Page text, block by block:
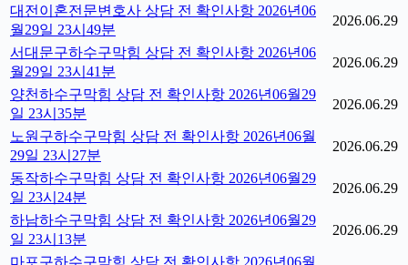
대전이혼전문변호사 상담 전 확인사항 2026년06
월29일 23시49분
2026.06.29
서대문구하수구막힘 상담 전 확인사항 2026년06
월29일 23시41분
2026.06.29
양천하수구막힘 상담 전 확인사항 2026년06월29
일 23시35분
2026.06.29
노원구하수구막힘 상담 전 확인사항 2026년06월
29일 23시27분
2026.06.29
동작하수구막힘 상담 전 확인사항 2026년06월29
일 23시24분
2026.06.29
하남하수구막힘 상담 전 확인사항 2026년06월29
일 23시13분
2026.06.29
마포구하수구막힘 상담 전 확인사항 2026년06월